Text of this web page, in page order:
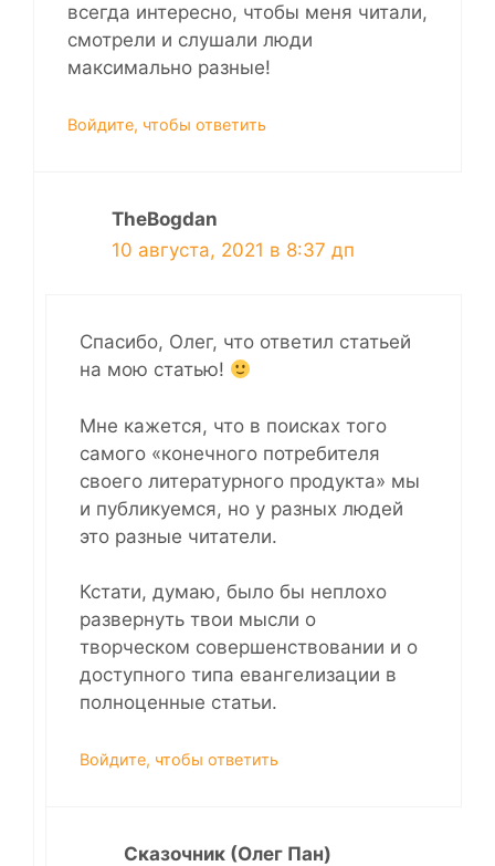
всегда интересно, чтобы меня читали,
смотрели и слушали люди
максимально разные!
Войдите, чтобы ответить
TheBogdan
10 августа, 2021 в 8:37 дп
Спасибо, Олег, что ответил статьей
на мою статью!
Мне кажется, что в поисках того
самого «конечного потребителя
своего литературного продукта» мы
и публикуемся, но у разных людей
это разные читатели.
Кстати, думаю, было бы неплохо
развернуть твои мысли о
творческом совершенствовании и о
доступного типа евангелизации в
полноценные статьи.
Войдите, чтобы ответить
Сказочник (Олег Пан)